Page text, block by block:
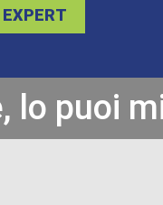
lo puoi